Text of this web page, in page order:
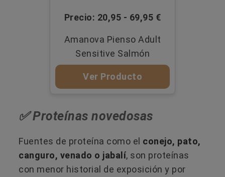
Precio: 20,95 - 69,95 €
Amanova Pienso Adult
Sensitive Salmón
Ver Producto
✅ Proteínas novedosas
Fuentes de proteína como el conejo, pato,
canguro, venado o jabalí, son proteínas
con menor historial de exposición y por